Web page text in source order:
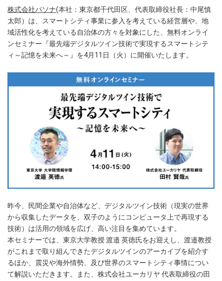
株式会社パソナ(本社：東京都千代田区、代表取締役社長：中尾慎
太郎）は、スマートシティ事業に参入を考えている経営層や、地
域活性化を考えている自治体の方々を対象にした、無料オンライ
ンセミナー『最先端デジタルツイン技術で実現するスマートシテ
ィ～記憶を未来へ～』を4月11日（火）に開催いたします。
昨今、民間企業や自治体など、デジタルツイン技術（現実の世界
から収集したデータを、双子のようにコンピュータ上で再現する
技術）は活用の領域を広げ、高い注目を集めています。
本セミナーでは、東京大学教授 渡邉 英徳氏をお迎えし、渡邉教授
がこれまで取り組んできたデジタルツインのアーカイブを紹介す
るほか、震災や海外情勢、及び世界のスマートシティ事情につい
て解説いただきます。また、株式会社ユーカリヤ 代表取締役の田